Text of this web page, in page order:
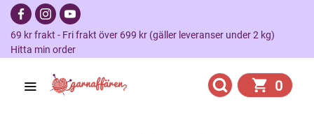
69 kr frakt - Fri frakt över 699 kr (gäller leveranser under 2 kg)
Hitta min order
0